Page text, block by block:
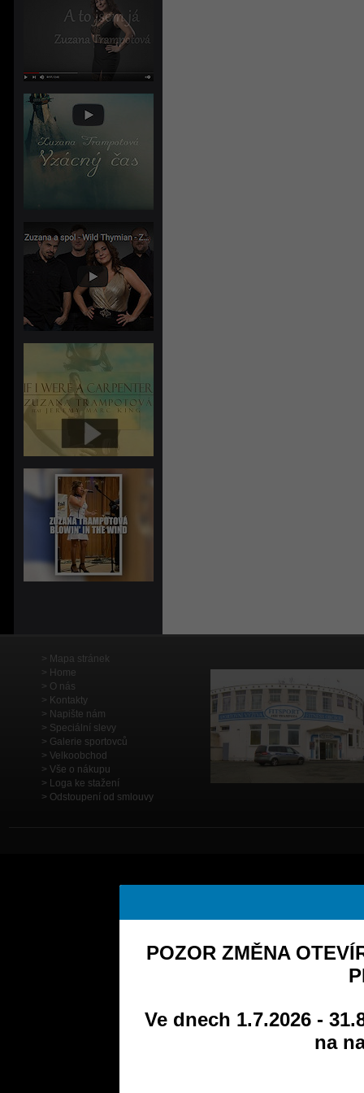
Mapa stránek
Home
O nás
Kontakty
Napište nám
Speciální slevy
Galerie sportovců
Velkoobchod
Vše o nákupu
Loga ke stažení
Odstoupení od smlouvy
POZOR ZMĚNA
Ve dnech 1.7.2026 -
na